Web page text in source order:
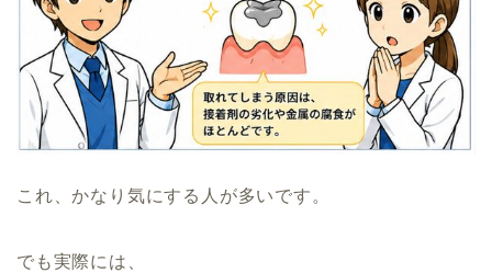
これ、かなり気にする人が多いです。
でも実際には、